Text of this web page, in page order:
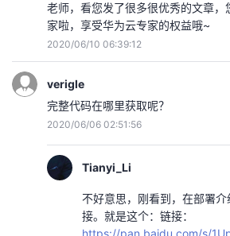
老师，看您发了很多很优秀的文章，
家啦，享受华为云专家的权益哦~
2020/06/10 06:39:12
verigle
完整代码在哪里获取呢？
2020/06/06 02:51:56
Tianyi_Li
不好意思，刚看到，在部署
接。就是这个：链接：